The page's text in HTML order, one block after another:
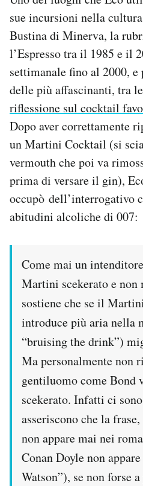
sue incursioni nella
Bustina di Minerva, la
l’Espresso tra il 1985 e il
settimanale fino al 2000,
delle più affascinanti, tra
riflessione sul cocktail
Dopo aver correttamente
un Martini Cocktail (si
vermouth che poi va
prima di versare il gin),
occupò dell’interrogativo
abitudini alcoliche di 007:
Come mai un
Martini scekerato e non
sostiene che se il
introduce più aria nella
“bruising the drink”)
Ma personalmente non
gentiluomo come
scekerato. Infatti ci
asseriscono che la
non appare mai nei
Conan Doyle non
Watson”), se non forse